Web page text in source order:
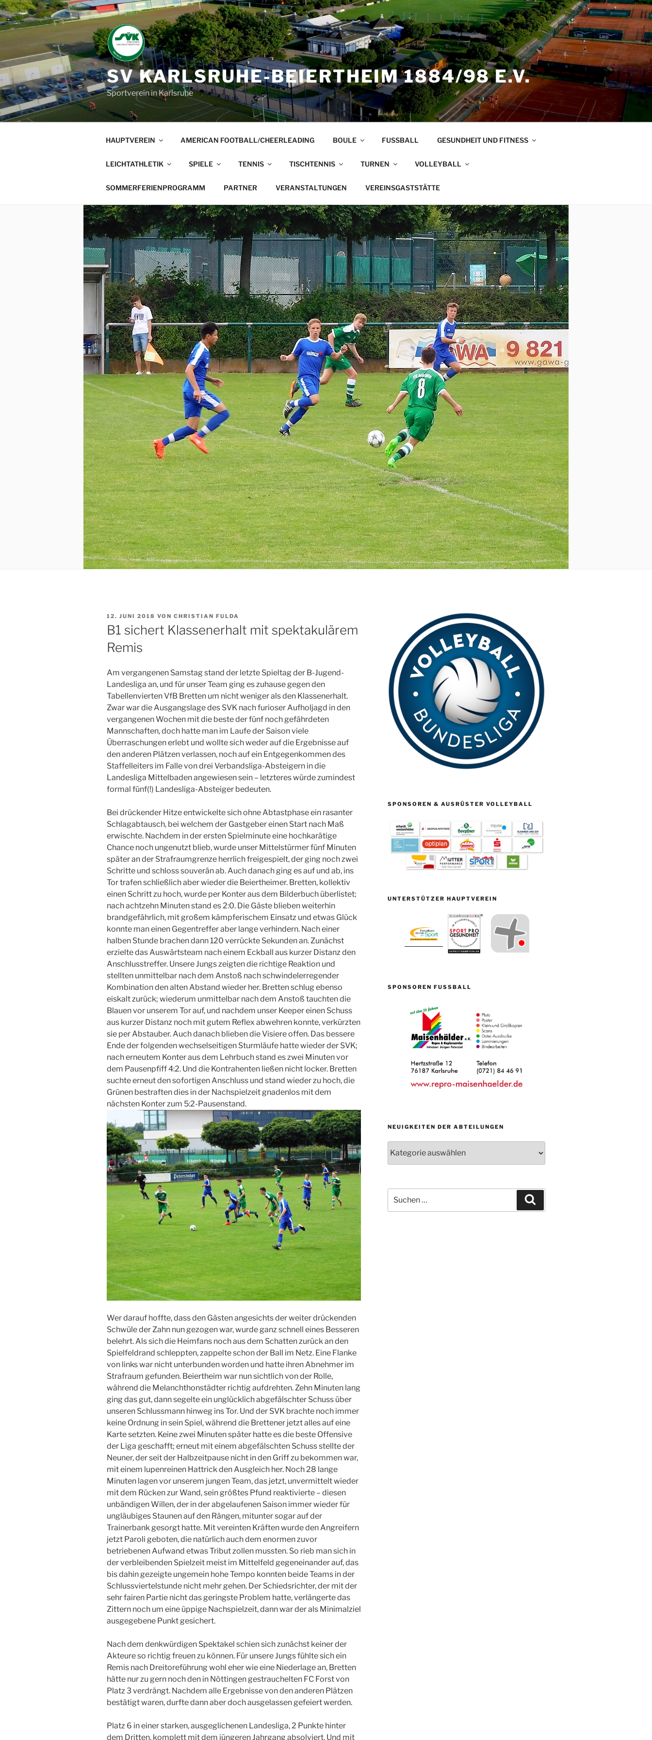
Zum
Inhalt
springen
SV KARLSRUHE-BEIERTHEIM 1884/98 E.V.
Sportverein in Karlsruhe
HAUPTVEREIN AMERICAN FOOTBALL/CHEERLEADING BOULE FUSSBALL GESUNDHEIT UND FITNESS
LEICHTATHLETIK SPIELE TENNIS TISCHTENNIS TURNEN VOLLEYBALL
SOMMERFERIENPROGRAMM PARTNER VERANSTALTUNGEN VEREINSGASTSTÄTTE
VERÖFFENTLICHT
AM
12. JUNI 2018 VON CHRISTIAN FULDA
B1 sichert Klassenerhalt mit spektakulärem
Remis
Am vergangenen Samstag stand der letzte Spieltag der B-Jugend-
Landesliga an, und für unser Team ging es zuhause gegen den
Tabellenvierten VfB Bretten um nicht weniger als den Klassenerhalt.
Zwar war die Ausgangslage des SVK nach furioser Aufholjagd in den
vergangenen Wochen mit die beste der fünf noch gefährdeten
Mannschaften, doch hatte man im Laufe der Saison viele
Überraschungen erlebt und wollte sich weder auf die Ergebnisse auf
den anderen Plätzen verlassen, noch auf ein Entgegenkommen des
Staffelleiters im Falle von drei Verbandsliga-Absteigern in die
Landesliga Mittelbaden angewiesen sein – letzteres würde zumindest
formal fünf(!) Landesliga-Absteiger bedeuten.
Bei drückender Hitze entwickelte sich ohne Abtastphase ein rasanter
Schlagabtausch, bei welchem der Gastgeber einen Start nach Maß
erwischte. Nachdem in der ersten Spielminute eine hochkarätige
Chance noch ungenutzt blieb, wurde unser Mittelstürmer fünf Minuten
später an der Strafraumgrenze herrlich freigespielt, der ging noch zwei
Schritte und schloss souverän ab. Auch danach ging es auf und ab, ins
Tor trafen schließlich aber wieder die Beiertheimer. Bretten, kollektiv
einen Schritt zu hoch, wurde per Konter aus dem Bilderbuch überlistet;
nach achtzehn Minuten stand es 2:0. Die Gäste blieben weiterhin
brandgefährlich, mit großem kämpferischem Einsatz und etwas Glück
konnte man einen Gegentreffer aber lange verhindern. Nach einer
halben Stunde brachen dann 120 verrückte Sekunden an. Zunächst
erzielte das Auswärtsteam nach einem Eckball aus kurzer Distanz den
Anschlusstreffer. Unsere Jungs zeigten die richtige Reaktion und
stellten unmittelbar nach dem Anstoß nach schwindelerregender
Kombination den alten Abstand wieder her. Bretten schlug ebenso
eiskalt zurück; wiederum unmittelbar nach dem Anstoß tauchten die
Blauen vor unserem Tor auf, und nachdem unser Keeper einen Schuss
aus kurzer Distanz noch mit gutem Reflex abwehren konnte, verkürzten
sie per Abstauber. Auch danach blieben die Visiere offen. Das bessere
Ende der folgenden wechselseitigen Sturmläufe hatte wieder der SVK;
nach erneutem Konter aus dem Lehrbuch stand es zwei Minuten vor
dem Pausenpfiff 4:2. Und die Kontrahenten ließen nicht locker. Bretten
suchte erneut den sofortigen Anschluss und stand wieder zu hoch, die
Grünen bestraften dies in der Nachspielzeit gnadenlos mit dem
nächsten Konter zum 5:2-Pausenstand.
Wer darauf hoffte, dass den Gästen angesichts der weiter drückenden
Schwüle der Zahn nun gezogen war, wurde ganz schnell eines Besseren
belehrt. Als sich die Heimfans noch aus dem Schatten zurück an den
Spielfeldrand schleppten, zappelte schon der Ball im Netz. Eine Flanke
von links war nicht unterbunden worden und hatte ihren Abnehmer im
Strafraum gefunden. Beiertheim war nun sichtlich von der Rolle,
während die Melanchthonstädter richtig aufdrehten. Zehn Minuten lang
ging das gut, dann segelte ein unglücklich abgefälschter Schuss über
unseren Schlussmann hinweg ins Tor. Und der SVK brachte noch immer
keine Ordnung in sein Spiel, während die Brettener jetzt alles auf eine
Karte setzten. Keine zwei Minuten später hatte es die beste Offensive
der Liga geschafft; erneut mit einem abgefälschten Schuss stellte der
Neuner, der seit der Halbzeitpause nicht in den Griff zu bekommen war,
mit einem lupenreinen Hattrick den Ausgleich her. Noch 28 lange
Minuten lagen vor unserem jungen Team, das jetzt, unvermittelt wieder
mit dem Rücken zur Wand, sein größtes Pfund reaktivierte – diesen
unbändigen Willen, der in der abgelaufenen Saison immer wieder für
ungläubiges Staunen auf den Rängen, mitunter sogar auf der
Trainerbank gesorgt hatte. Mit vereinten Kräften wurde den Angreifern
jetzt Paroli geboten, die natürlich auch dem enormen zuvor
betriebenen Aufwand etwas Tribut zollen mussten. So rieb man sich in
der verbleibenden Spielzeit meist im Mittelfeld gegeneinander auf, das
bis dahin gezeigte ungemein hohe Tempo konnten beide Teams in der
Schlussviertelstunde nicht mehr gehen. Der Schiedsrichter, der mit der
sehr fairen Partie nicht das geringste Problem hatte, verlängerte das
Zittern noch um eine üppige Nachspielzeit, dann war der als Minimalziel
ausgegebene Punkt gesichert.
Nach dem denkwürdigen Spektakel schien sich zunächst keiner der
Akteure so richtig freuen zu können. Für unsere Jungs fühlte sich ein
Remis nach Dreitoreführung wohl eher wie eine Niederlage an, Bretten
hätte nur zu gern noch den in Nöttingen gestrauchelten FC Forst von
Platz 3 verdrängt. Nachdem alle Ergebnisse von den anderen Plätzen
bestätigt waren, durfte dann aber doch ausgelassen gefeiert werden.
Platz 6 in einer starken, ausgeglichenen Landesliga, 2 Punkte hinter
dem Dritten, komplett mit dem jüngeren Jahrgang absolviert. Und mit
SPONSOREN & AUSRÜSTER VOLLEYBALL
UNTERSTÜTZER HAUPTVEREIN
SPONSOREN FUSSBALL
NEUIGKEITEN DER ABTEILUNGEN
der
Abteilungen
nach: